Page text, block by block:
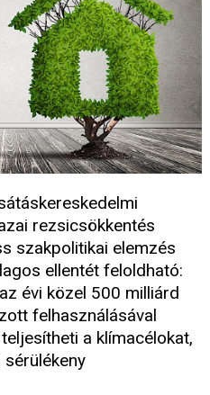
rezsicsökkentés
szakpolitikai elemzés
ellentét feloldható:
évi közel 500 milliárd
felhasználásával
a klímacélokat,